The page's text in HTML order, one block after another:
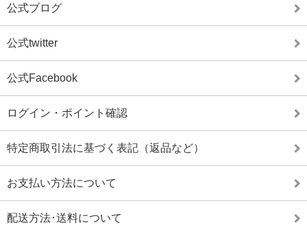
公式ブログ
公式twitter
公式Facebook
ログイン・ポイント確認
特定商取引法に基づく表記（返品など）
お支払い方法について
配送方法･送料について